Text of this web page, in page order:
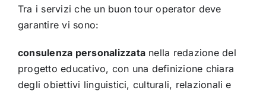
Tra i servizi che un buon tour operator deve
garantire vi sono:
consulenza personalizzatanella redazione del
progetto educativo, con una definizione chiara
degli obiettivi linguistici, culturali, relazionali e